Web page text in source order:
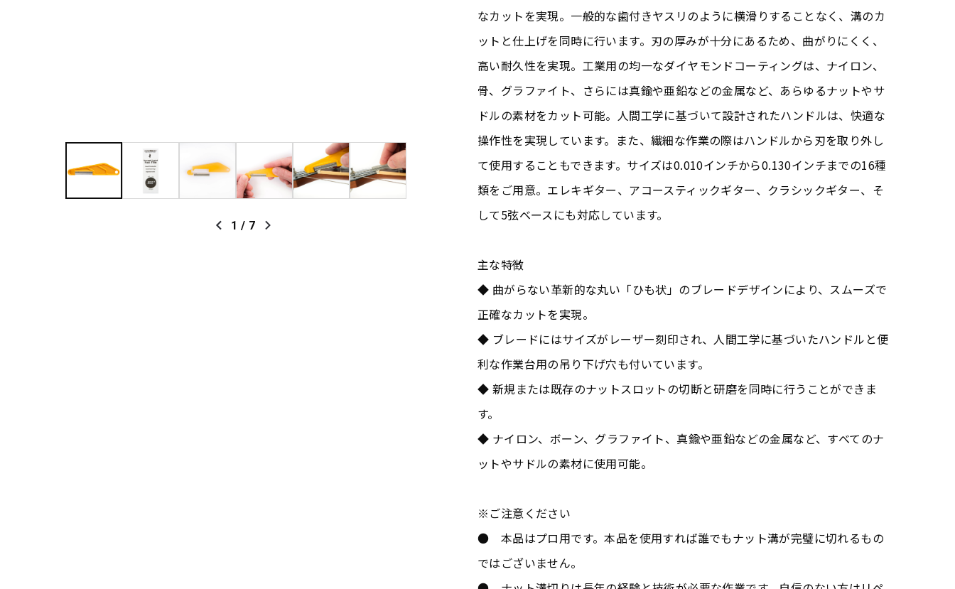
1 / 7
なカットを実現。一般的な歯付きヤスリのように横滑りすることなく、溝のカ
ットと仕上げを同時に行います。刃の厚みが十分にあるため、曲がりにくく、
高い耐久性を実現。工業用の均一なダイヤモンドコーティングは、ナイロン、
骨、グラファイト、さらには真鍮や亜鉛などの金属など、あらゆるナットやサ
ドルの素材をカット可能。人間工学に基づいて設計されたハンドルは、快適な
操作性を実現しています。また、繊細な作業の際はハンドルから刃を取り外し
て使用することもできます。サイズは0.010インチから0.130インチまでの16種
類をご用意。エレキギター、アコースティックギター、クラシックギター、そ
して5弦ベースにも対応しています。
主な特徴
◆ 曲がらない革新的な丸い「ひも状」のブレードデザインにより、スムーズで
正確なカットを実現。
◆ ブレードにはサイズがレーザー刻印され、人間工学に基づいたハンドルと便
利な作業台用の吊り下げ穴も付いています。
◆ 新規または既存のナットスロットの切断と研磨を同時に行うことができま
す。
◆ ナイロン、ボーン、グラファイト、真鍮や亜鉛などの金属など、すべてのナ
ットやサドルの素材に使用可能。
※ご注意ください
● 本品はプロ用です。本品を使用すれば誰でもナット溝が完璧に切れるもの
ではございません。